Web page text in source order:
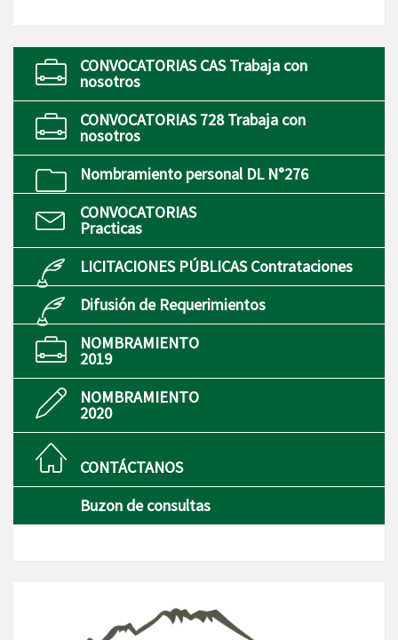
CONVOCATORIAS CAS Trabaja con
nosotros
CONVOCATORIAS 728 Trabaja con
nosotros
Nombramiento personal DL N°276
CONVOCATORIAS
Practicas
LICITACIONES PÚBLICAS Contrataciones
Difusión de Requerimientos
NOMBRAMIENTO
2019
NOMBRAMIENTO
2020
CONTÁCTANOS
Buzon de consultas